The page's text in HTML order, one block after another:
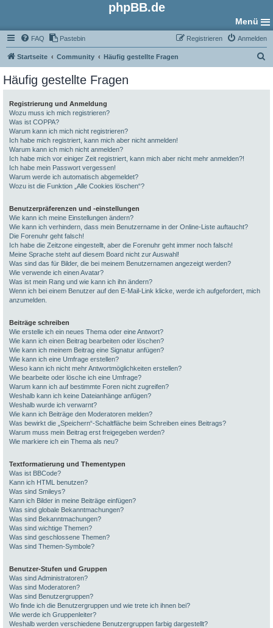
phpBB.de
Menü
FAQ Pastebin Anmelden
Registrieren
Startseite Community Häufig gestellte Fragen
Häufig gestellte Fragen
Registrierung und Anmeldung
Wozu muss ich mich registrieren?
Was ist COPPA?
Warum kann ich mich nicht registrieren?
Ich habe mich registriert, kann mich aber nicht anmelden!
Warum kann ich mich nicht anmelden?
Ich habe mich vor einiger Zeit registriert, kann mich aber nicht mehr anmelden?!
Ich habe mein Passwort vergessen!
Warum werde ich automatisch abgemeldet?
Wozu ist die Funktion „Alle Cookies löschen“?
Benutzerpräferenzen und -einstellungen
Wie kann ich meine Einstellungen ändern?
Wie kann ich verhindern, dass mein Benutzername in der Online-Liste auftaucht?
Die Forenuhr geht falsch!
Ich habe die Zeitzone eingestellt, aber die Forenuhr geht immer noch falsch!
Meine Sprache steht auf diesem Board nicht zur Auswahl!
Was sind das für Bilder, die bei meinem Benutzernamen angezeigt werden?
Wie verwende ich einen Avatar?
Was ist mein Rang und wie kann ich ihn ändern?
Wenn ich bei einem Benutzer auf den E-Mail-Link klicke, werde ich aufgefordert, mich
anzumelden.
Beiträge schreiben
Wie erstelle ich ein neues Thema oder eine Antwort?
Wie kann ich einen Beitrag bearbeiten oder löschen?
Wie kann ich meinem Beitrag eine Signatur anfügen?
Wie kann ich eine Umfrage erstellen?
Wieso kann ich nicht mehr Antwortmöglichkeiten erstellen?
Wie bearbeite oder lösche ich eine Umfrage?
Warum kann ich auf bestimmte Foren nicht zugreifen?
Weshalb kann ich keine Dateianhänge anfügen?
Weshalb wurde ich verwarnt?
Wie kann ich Beiträge den Moderatoren melden?
Was bewirkt die „Speichern“-Schaltfläche beim Schreiben eines Beitrags?
Warum muss mein Beitrag erst freigegeben werden?
Wie markiere ich ein Thema als neu?
Textformatierung und Thementypen
Was ist BBCode?
Kann ich HTML benutzen?
Was sind Smileys?
Kann ich Bilder in meine Beiträge einfügen?
Was sind globale Bekanntmachungen?
Was sind Bekanntmachungen?
Was sind wichtige Themen?
Was sind geschlossene Themen?
Was sind Themen-Symbole?
Benutzer-Stufen und Gruppen
Was sind Administratoren?
Was sind Moderatoren?
Was sind Benutzergruppen?
Wo finde ich die Benutzergruppen und wie trete ich ihnen bei?
Wie werde ich Gruppenleiter?
Weshalb werden verschiedene Benutzergruppen farbig dargestellt?